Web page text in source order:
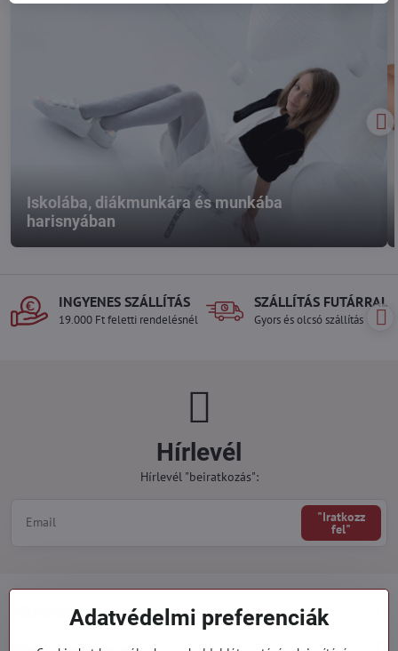
Iskolába, diákmunkára és munkába
harisnyában
INGYENES SZÁLLÍTÁS
19.000 Ft feletti rendelésnél
SZÁLLÍTÁS FUTÁRRAL
Gyors és olcsó szállítás
Hírlevél
Hírlevél "beiratkozás":
"Iratkozz
fel"
Minden a vásárlásról
Adatvédelmi preferenciák